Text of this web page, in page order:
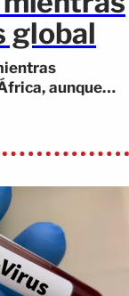
global
aunque